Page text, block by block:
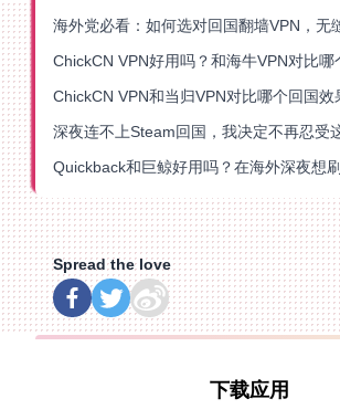
深夜连不上Steam回国，我决定不再忍受
Spread the love
下载应用